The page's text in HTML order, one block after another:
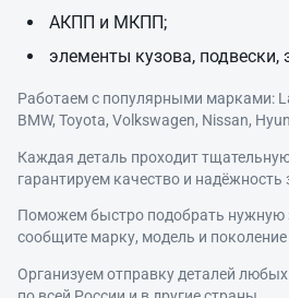
АКПП и МКПП;
элементы кузова, подвески,
Работаем с популярными марками:
BMW, Toyota, Volkswagen, Nissan,
Каждая деталь проходит
гарантируем качество и надёжность
Поможем быстро подобрать нужную
сообщите марку, модель и
Организуем отправку деталей